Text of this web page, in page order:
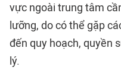
vực ngoài trung tâm
lưỡng, do có thể gặp
đến quy hoạch, quyền
lý.